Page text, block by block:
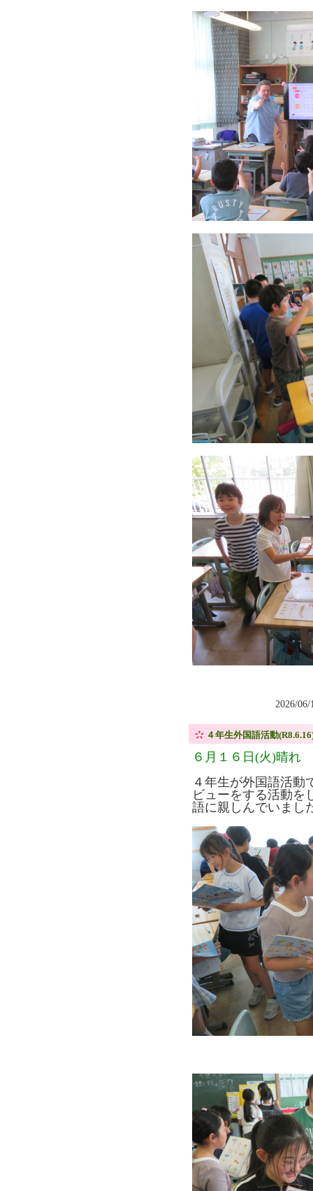
2026/
４年生外国語活動
６月１６日(火)晴れ
４年生が外国語活動
ビューをする活動を
語に親しんでいまし